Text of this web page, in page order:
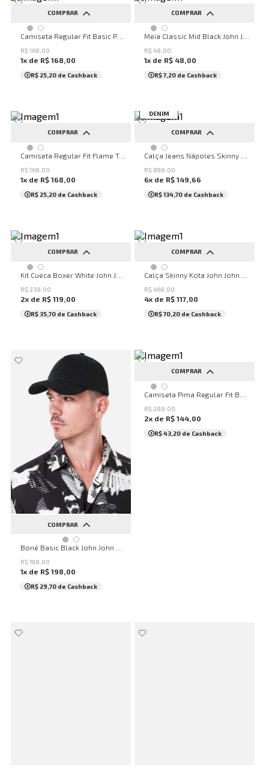
COMPRAR
PP P M G GG
R$ 168 00
1x de R$ 168,00
R$ 25,20 de Cashback
COMPRAR
UN
R$ 48 00
1x de R$ 48,00
R$ 7,20 de Cashback
COMPRAR
PP P M G
GG
Camiseta Regular Fit Flame Transfer Dark John John Masculina
R$ 168 00
1x de R$ 168,00
R$ 25,20 de Cashback
DENIM
COMPRAR
36 38 40 42
44
R$ 898 00
6x de R$ 149,66
R$ 134,70 de Cashback
COMPRAR
PP P M G GG
R$ 238 00
2x de R$ 119,00
R$ 35,70 de Cashback
COMPRAR
36 38 40 42
44
R$ 468 00
4x de R$ 117,00
R$ 70,20 de Cashback
COMPRAR
UN
R$ 198,00
1x de R$ 198,00
R$ 29,70 de Cashback
COMPRAR
PP P M G GG
R$ 288 00
2x de R$ 144,00
R$ 43,20 de Cashback